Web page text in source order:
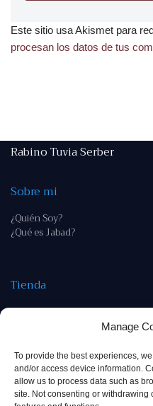
Manage
To provide the best experiences,
and/or access device information.
allow us to process data such as
site. Not consenting or withdrawing
Este sitio usa Akismet para
procesan los datos de tus
Rabino Tuvia Serber
Sobre mi
¿Quién Soy?
¿Qué es Jabad?
Tienda
Tienda
Política de devoluciones y
Contacto
rab@tuviaserber.com